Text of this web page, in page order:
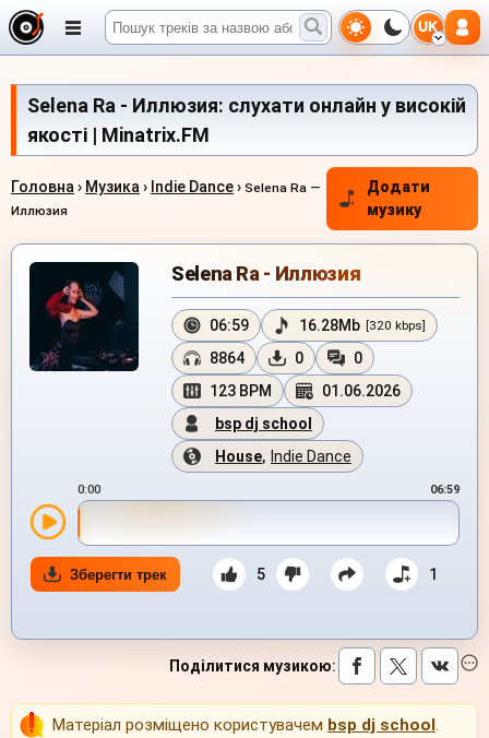
UK
Selena Ra - Иллюзия: слухати онлайн у високій
якості | Minatrix.FM
Головна › Музика › Indie Dance› Selena Ra —
Иллюзия
Додати
музику
Selena Ra - Иллюзия
06:59 16.28Mb [320 kbps]
8864 0
0
123 BPM
01.06.2026
bsp dj school
House, Indie Dance
0:00 06:59
Зберегти трек 5 1
Поділитися музикою:
Матеріал розміщено користувачем bsp dj school.